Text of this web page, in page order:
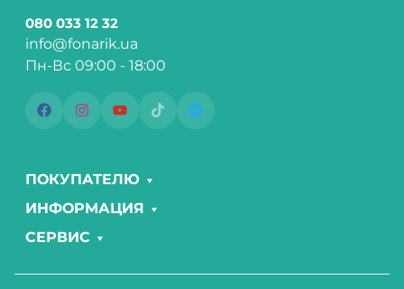
080 033 12 32
info@fonarik.ua
Пн-Вс 09:00 - 18:00
ПОКУПАТЕЛЮ
ИНФОРМАЦИЯ
СЕРВИС